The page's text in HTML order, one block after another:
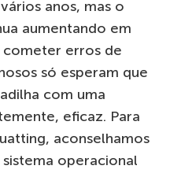
anos, mas o
aumentando em
erros de
só esperam que
com uma
eficaz. Para
aconselhamos
operacional